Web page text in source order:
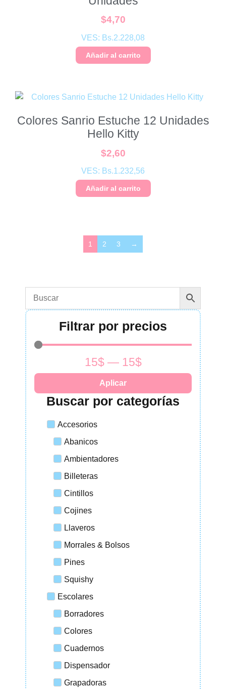
$4,70
VES: Bs.2.228,08
Añadir al carrito
Colores Sanrio Estuche 12 Unidades
Hello Kitty
$2,60
VES: Bs.1.232,56
Añadir al carrito
1 2 3 →
Filtrar por precios
15$— 15$
Aplicar
Buscar por categorías
Accesorios
Abanicos
Ambientadores
Billeteras
Cintillos
Cojines
Llaveros
Morrales & Bolsos
Pines
Squishy
Escolares
Borradores
Colores
Cuadernos
Dispensador
Grapadoras